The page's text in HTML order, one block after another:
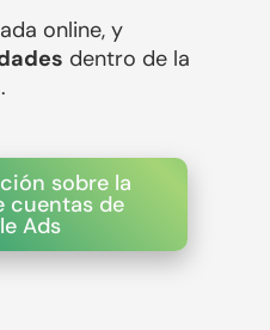
dentro de la
.
sobre la
cuentas de
Ads